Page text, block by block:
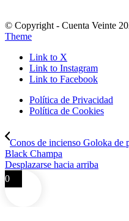
© Copyright - Cuenta Veinte
Theme
Link to X
Link to Instagram
Link to Facebook
Política de Privacidad
Política de Cookies
Conos de incienso Goloka de
Black Champa
Desplazarse hacia arriba
0